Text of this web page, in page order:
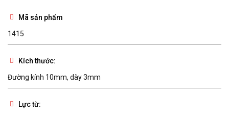
Mã sản phẩm
1415
Kích thước:
Đường kính 10mm, dày 3mm
Lực từ: